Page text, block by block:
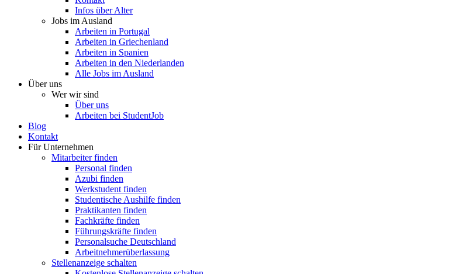
Infos über Alter
Jobs im Ausland
Arbeiten in Portugal
Arbeiten in Griechenland
Arbeiten in Spanien
Arbeiten in den Niederlanden
Alle Jobs im Ausland
Über uns
Wer wir sind
Über uns
Arbeiten bei StudentJob
Blog
Kontakt
Für Unternehmen
Mitarbeiter finden
Personal finden
Azubi finden
Werkstudent finden
Studentische Aushilfe finden
Praktikanten finden
Fachkräfte finden
Führungskräfte finden
Personalsuche Deutschland
Arbeitnehmerüberlassung
Stellenanzeige schalten